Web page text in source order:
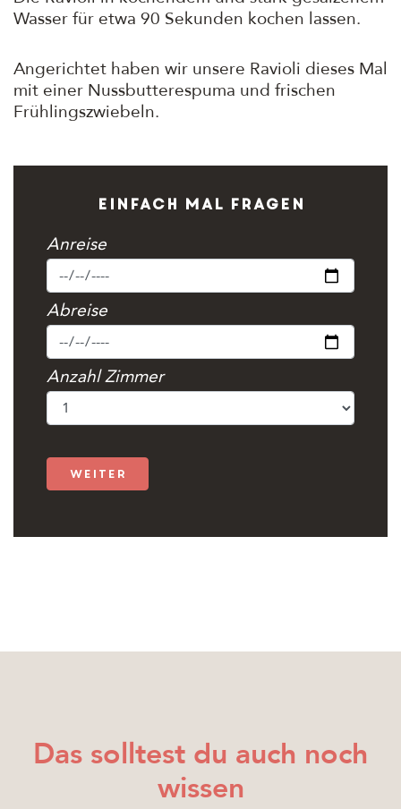
Wasser für etwa 90 Sekunden kochen lassen.
Angerichtet haben wir unsere Ravioli dieses Mal
mit einer Nussbutterespuma und frischen
Frühlingszwiebeln.
Einfach mal fragen
Anreise
Abreise
Anzahl Zimmer
weiter
Das solltest du auch noch
wissen